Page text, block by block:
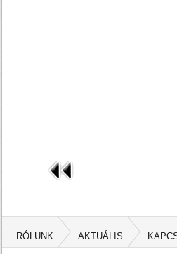
RÓLUNK AKTUÁLIS